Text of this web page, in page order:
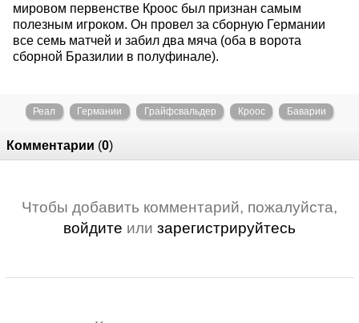
мировом первенстве Кроос был признан самым
полезным игроком. Он провел за сборную Германии
все семь матчей и забил два мяча (оба в ворота
сборной Бразилии в полуфинале).
Реал Германии Грайфсвальдер Кроос Баварии
Комментарии (0)
Чтобы добавить комментарий, пожалуйста,
войдите или зарегистрируйтесь